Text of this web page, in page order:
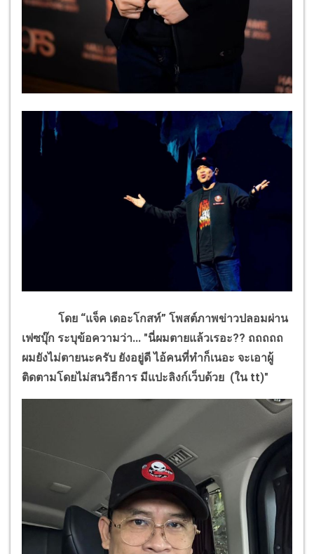
โดย “แจ็ค เดอะโกสท์” โพสต์ภาพข่าวปลอมผ่าน
เฟซบุ๊ก ระบุข้อความว่า... "นี่ผมตายแล้วเรอะ?? ถถถถถ
ผมยังไม่ตายนะครับ ยังอยู่ดี ไอ้คนที่ทำก็เนอะ จะเอาผู้
ติดตามโดยไม่สนวิธีการ มีแปะลิงก์เว็บด้วย (ใน tt)"